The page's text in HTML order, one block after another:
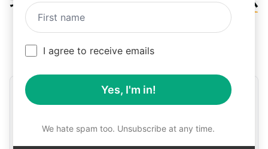
步骤 1：免费下载 AIPRM
用于谷歌浏览器的 AIPRM
超过 200 万用户喜欢 AIPRM 的 ChatGPT
I agree to receive emails
Yes, I'm in!
We hate spam too. Unsubscribe at any time.